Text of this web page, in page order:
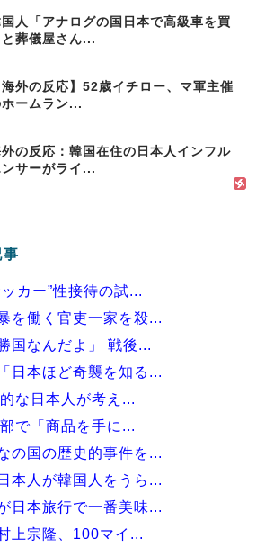
人「アナログの国日本で高級車を買
と葬儀屋さん...
海外の反応】52歳イチロー、マ軍主催
ームラン...
の反応：韓国在住の日本人インフル
ンサーがライ...
カー”性接待の試...
を働く官吏一家を殺...
国なんだよ」 戦後...
日本ほど奇襲を知る...
な日本人が考え...
で「商品を手に...
の国の歴史的事件を...
本人が韓国人をうら...
日本旅行で一番美味...
上宗隆、100マイ...